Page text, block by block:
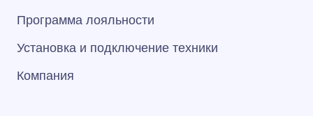
Программа лояльности
Установка и подключение техники
Компания